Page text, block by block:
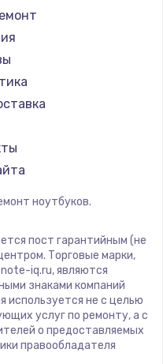
iru
Machenike
DEXP
Teclast
CHUWI
Colorful
ноутбуков.
пост гарантийным (не
Торговые марки,
iq.ru, являются
знаками компаний
используется не с целью
услуг по ремонту, а с
о предоставляемых
правообладателя